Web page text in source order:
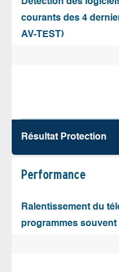
courants des 4
AV-TEST)
Résultat Protection
Performance
Ralentissement du
programmes